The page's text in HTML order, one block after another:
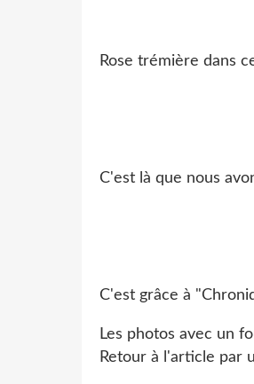
Rose trémière dans
C'est là que nous
C'est grâce à
Les photos avec un
Retour à l'article par